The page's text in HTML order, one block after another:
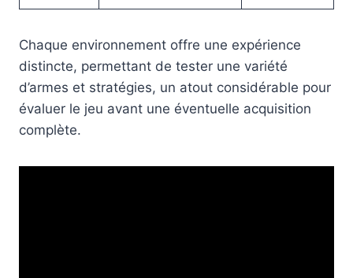
Chaque environnement offre une expérience
distincte, permettant de tester une variété
d’armes et stratégies, un atout considérable pour
évaluer le jeu avant une éventuelle acquisition
complète.